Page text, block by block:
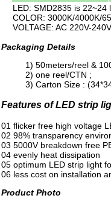
LED: SMD2835 is 22~24
COLOR: 3000K/4000K/
VOLTAGE: AC 220V-
Packaging Details
1) 50meters/reel &
2) one reel/CTN ;
3) Carton Size :
Features of LED strip
01 flicker free high voltage
02 98% transparency
03 5000V breakdown free
04 evenly heat dissipation
05 optimum LED strip light
06 less cost on installation
Product Photo